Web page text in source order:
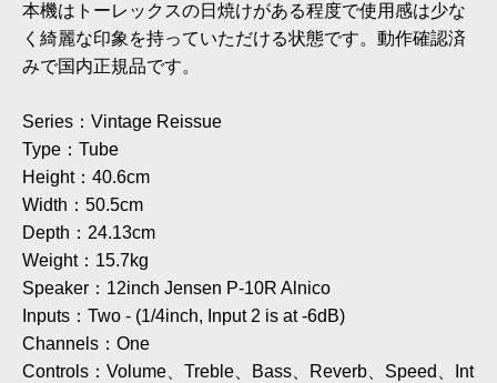
本機はトーレックスの日焼けがある程度で使用感は少な
く綺麗な印象を持っていただける状態です。動作確認済
みで国内正規品です。
Series：Vintage Reissue
Type：Tube
Height：40.6cm
Width：50.5cm
Depth：24.13cm
Weight：15.7kg
Speaker：12inch Jensen P-10R Alnico
Inputs：Two - (1/4inch, Input 2 is at -6dB)
Channels：One
Controls：Volume、Treble、Bass、Reverb、Speed、Int